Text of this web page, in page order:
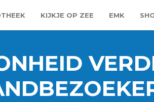
KIJKJE OP ZEE EMK